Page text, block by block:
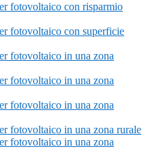
fotovoltaico con risparmio
fotovoltaico con superficie
fotovoltaico in una zona
fotovoltaico in una zona
fotovoltaico in una zona
fotovoltaico in una zona rurale
fotovoltaico in una zona